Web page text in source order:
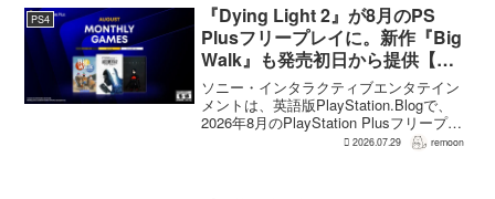
ると、シリーズディレクターの浜口直樹
氏がAU...
PS4
『Dying Light 2』が8月のPS
Plusフリープレイに。新作『Big
Walk』も発売初日から提供【海
外発表】
ソニー・インタラクティブエンタテイン
メントは、英語版PlayStation.Blogで、
2026年8月のPlayStation Plusフリープレ
イとして『Dying Light 2 Stay Human:
2026.07.29 remoon